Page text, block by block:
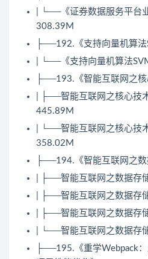
| └──《证券数据服务平台
308.39M
├──192.《支持向量机算法
| └──《支持向量机算法
├──193.《智能互联网之核
| ├──智能互联网之核心技
445.89M
| └──智能互联网之核心技
358.02M
├──194.《智能互联网之数
| ├──智能互联网之数据存
| ├──智能互联网之数据存
| ├──智能互联网之数据存
| └──智能互联网之数据存
├──195.《重学Webpack